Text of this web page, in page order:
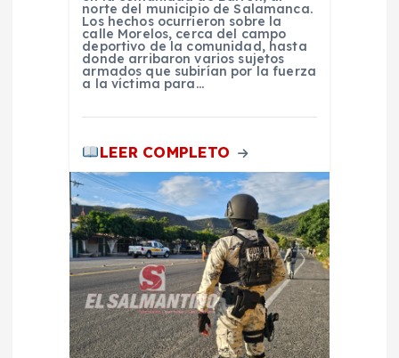
norte del municipio de Salamanca.
Los hechos ocurrieron sobre la
calle Morelos, cerca del campo
deportivo de la comunidad, hasta
donde arribaron varios sujetos
armados que subirían por la fuerza
a la víctima para…
LEER COMPLETO